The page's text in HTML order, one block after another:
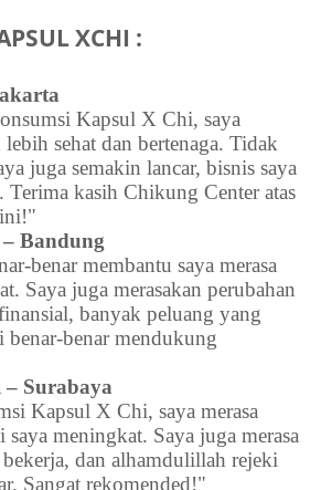
XCHI :
Kapsul X Chi, saya
sehat dan bertenaga. Tidak
juga semakin lancar, bisnis saya
Terima kasih Chikung Center atas
Bandung
benar membantu saya merasa
Saya juga merasakan perubahan
banyak peluang yang
benar mendukung
– Surabaya
Kapsul X Chi, saya merasa
meningkat. Saya juga merasa
dan alhamdulillah rejeki
Sangat rekomended!"